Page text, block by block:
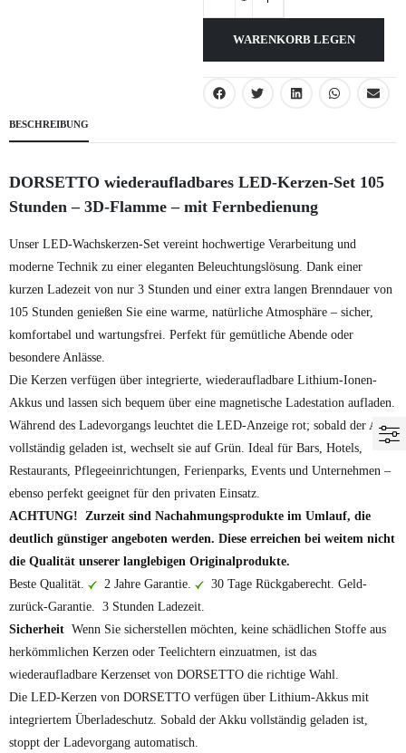
WARENKORB LEGEN
BESCHREIBUNG
DORSETTO wiederaufladbares LED-Kerzen-Set 105
Stunden – 3D-Flamme – mit Fernbedienung
Unser LED-Wachskerzen-Set vereint hochwertige Verarbeitung und
moderne Technik zu einer eleganten Beleuchtungslösung. Dank einer
kurzen Ladezeit von nur 3 Stunden und einer extra langen Brenndauer von
105 Stunden genießen Sie eine warme, natürliche Atmosphäre – sicher,
komfortabel und wartungsfrei. Perfekt für gemütliche Abende oder
besondere Anlässe.
Die Kerzen verfügen über integrierte, wiederaufladbare Lithium-Ionen-
Akkus und lassen sich bequem über eine magnetische Ladestation aufladen.
Während des Ladevorgangs leuchtet die LED-Anzeige rot; sobald der Akku
vollständig geladen ist, wechselt sie auf Grün. Ideal für Bars, Hotels,
Restaurants, Pflegeeinrichtungen, Ferienparks, Events und Unternehmen –
ebenso perfekt geeignet für den privaten Einsatz.
ACHTUNG! Zurzeit sind Nachahmungsprodukte im Umlauf, die
deutlich günstiger angeboten werden. Diese erreichen bei weitem nicht
die Qualität unserer langlebigen Originalprodukte.
Beste Qualität.
2 Jahre Garantie.
30 Tage Rückgaberecht. Geld-
zurück-Garantie. 3 Stunden Ladezeit.
Sicherheit Wenn Sie sicherstellen möchten, keine schädlichen Stoffe aus
herkömmlichen Kerzen oder Teelichtern einzuatmen, ist das
wiederaufladbare Kerzenset von DORSETTO die richtige Wahl.
Die LED-Kerzen von DORSETTO verfügen über Lithium-Akkus mit
integriertem Überladeschutz. Sobald der Akku vollständig geladen ist,
stoppt der Ladevorgang automatisch.